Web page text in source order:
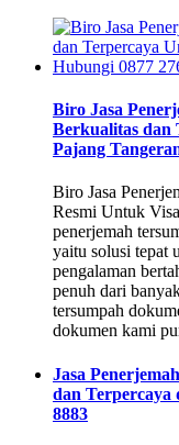
Biro Jasa
Berkualitas dan
Pajang
Biro Jasa
Resmi Untuk
penerjemah
yaitu solusi tepat
pengalaman
penuh dari
tersumpah
dokumen kami
Jasa
dan Terpercaya
8883